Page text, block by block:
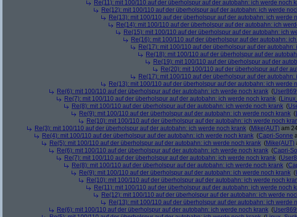
Re(11): mit 100/110 auf der überholspur auf der autobahn: ich werde noch
Re(12): mit 100/110 auf der überholspur auf der autobahn: ich werde
Re(13): mit 100/110 auf der überholspur auf der autobahn: ich werde
Re(14): mit 100/110 auf der überholspur auf der autobahn: ich
Re(15): mit 100/110 auf der überholspur auf der autobahn: ich
Re(16): mit 100/110 auf der überholspur auf der autobahn:
Re(17): mit 100/110 auf der überholspur auf der
Re(18): mit 100/110 auf der überholspur auf der
Re(19): mit 100/110 auf der überholspur auf der
Re(20): mit 100/110 auf der überholspur auf der
Re(17): mit 100/110 auf der überholspur auf der
Re(13): mit 100/110 auf der überholspur auf der autobahn: ich werde
Re(6): mit 100/110 auf der überholspur auf der autobahn: ich werde noch krank (
Re(7): mit 100/110 auf der überholspur auf der autobahn: ich werde noch krank (
Re(8): mit 100/110 auf der überholspur auf der autobahn: ich werde noch krank (
Re(9): mit 100/110 auf der überholspur auf der autobahn: ich werde noch krank (
Re(10): mit 100/110 auf der überholspur auf der autobahn: ich werde noch
Re(3): mit 100/110 auf der überholspur auf der autobahn: ich werde noch krank (Mike(AUT) am
Re(4): mit 100/110 auf der überholspur auf der autobahn: ich werde noch krank (Capri-Sonne
Re(5): mit 100/110 auf der überholspur auf der autobahn: ich werde noch krank (Mike(AUT)
Re(6): mit 100/110 auf der überholspur auf der autobahn: ich werde noch krank (Capri-
Re(7): mit 100/110 auf der überholspur auf der autobahn: ich werde noch krank (
Re(8): mit 100/110 auf der überholspur auf der autobahn: ich werde noch krank (
Re(9): mit 100/110 auf der überholspur auf der autobahn: ich werde noch krank (
Re(10): mit 100/110 auf der überholspur auf der autobahn: ich werde noch
Re(11): mit 100/110 auf der überholspur auf der autobahn: ich werde noch
Re(12): mit 100/110 auf der überholspur auf der autobahn: ich werde
Re(13): mit 100/110 auf der überholspur auf der autobahn: ich werde
Re(6): mit 100/110 auf der überholspur auf der autobahn: ich werde noch krank (